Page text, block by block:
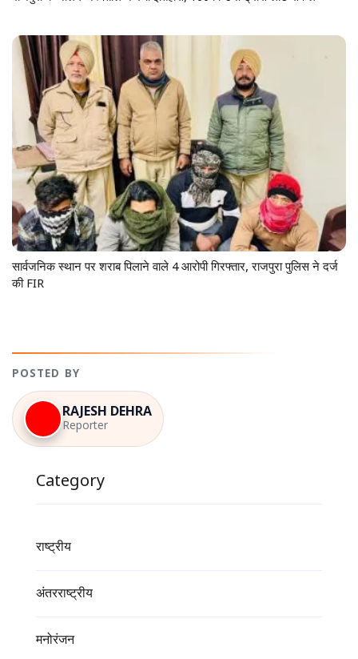
सार्वजनिक स्थान पर शराब पिलाने वाले 4 आरोपी गिरफ्तार, राजपुरा पुलिस ने दर्ज
की FIR
POSTED BY
RAJESH DEHRA
Reporter
Category
राष्ट्रीय
अंतरराष्ट्रीय
मनोरंजन